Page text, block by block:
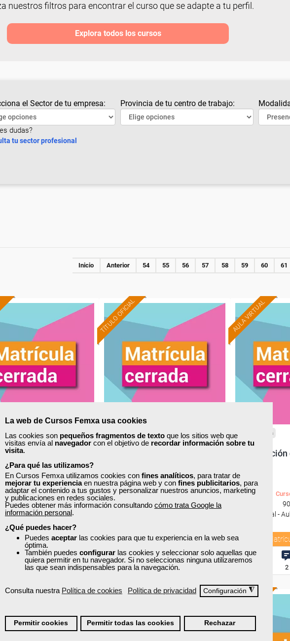
La web de Cursos Femxa usa cookies
Las cookies son pequeños fragmentos de texto que los sitios web que
visitas envía al navegador con el objetivo de recordar información sobre tu
visita.
¿Para qué las utilizamos?
En Cursos Femxa utilizamos cookies con fines analíticos, para tratar de
mejorar tu experienciaen nuestra página web y con fines publicitarios, para
adaptar el contenido a tus gustos y personalizar nuestros anuncios, marketing
y publicaciones en redes sociales.
Puedes obtener más información consultando cómo trata Google la
información personal.
¿Qué puedes hacer?
Puedes aceptar las cookies para que tu experiencia en la web sea
óptima.
También puedes configurar las cookies y seleccionar solo aquellas que
quiera permitir en tu navegador. Si no seleccionas ninguna utilizaremos
las que sean indispensables para la navegación.
Consulta nuestra Política de cookies Política de privacidad Configuración ◮
Permitir cookies Permitir todas las cookies Rechazar
nuestros filtros para encontrar el curso que se adapte a tu perfil.
Explora todos los cursos
el Sector de tu empresa:
dudas?
tu sector profesional
Provincia de tu centro de trabajo:
Inicio Anterior 54 55 56 57 58 59 60 61
y retención de
clientes
Curso Gratuito
24 horas
Online (toda España)
Matrícula cerrada
112
TÍTULO OFICIAL
Cursos Femxa
Curso Gratuito
120 horas
Matrícula cerrada
4 56
AULA VIRTUAL
Cursos Femxa
Presencial -
2
TÍTULO OFICIAL TÍTULO OFICIAL